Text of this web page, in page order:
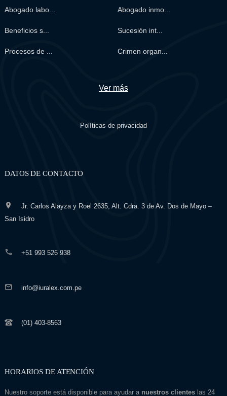
Abogado labo... Abogado inmo...
Beneficios s... Sucesión int...
Procesos de ... Crimen organ...
Ver más
Políticas de privacidad
DATOS DE CONTACTO
Jr. Carlos Alayza y Roel 2635, Alt. Cdra. 3 de Av. Dos de Mayo –
San Isidro
+51 993 526 938
info@iuralex.com.pe
(01) 403-8563
HORARIOS DE ATENCIÓN
Nuestro soporte está disponible para ayudar a nuestros clienteslas 24